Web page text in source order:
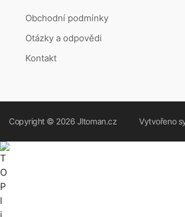
Obchodní podmínky
Otázky a odpovědi
Kontakt
Copyright © 2026 Jltoman.cz Vytvořeno